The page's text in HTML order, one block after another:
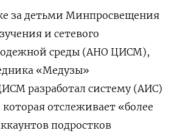
за детьми Минпросвещения
и сетевого
среды (АНО ЦИСМ),
«Медузы»
разработал систему (АИС)
отслеживает «более
подростков